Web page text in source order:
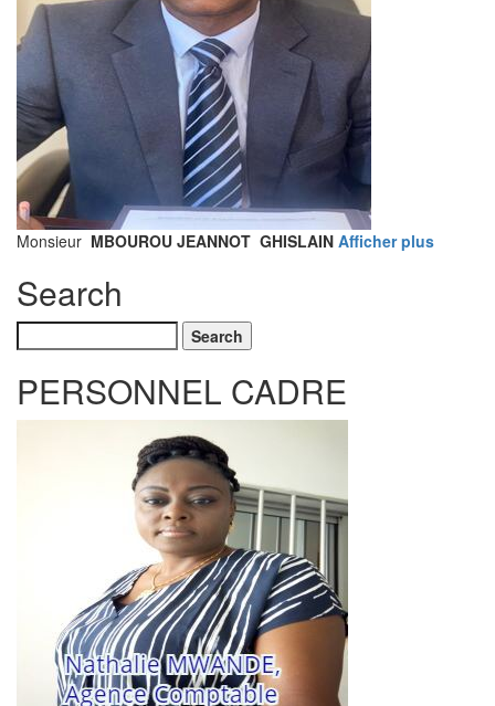
Monsieur MBOUROU JEANNOT GHISLAIN Afficher plus
Search
PERSONNEL CADRE